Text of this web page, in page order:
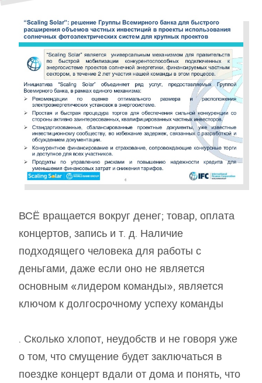
ВСЁ вращается вокруг денег; товар, оплата
концертов, запись и т. д. Наличие
подходящего человека для работы с
деньгами, даже если оно не является
основным «лидером команды», является
ключом к долгосрочному успеху команды
. Сколько хлопот, неудобств и не говоря уже
о том, что смущение будет заключаться в
поездке концерт вдали от дома и понять, что